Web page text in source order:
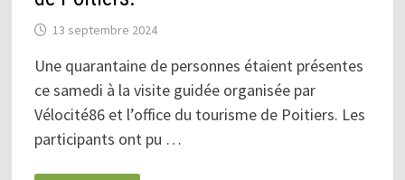
13 septembre 2024
Une quarantaine de personnes étaient présentes
ce samedi à la visite guidée organisée par
Vélocité86 et l’office du tourisme de Poitiers. Les
participants ont pu …